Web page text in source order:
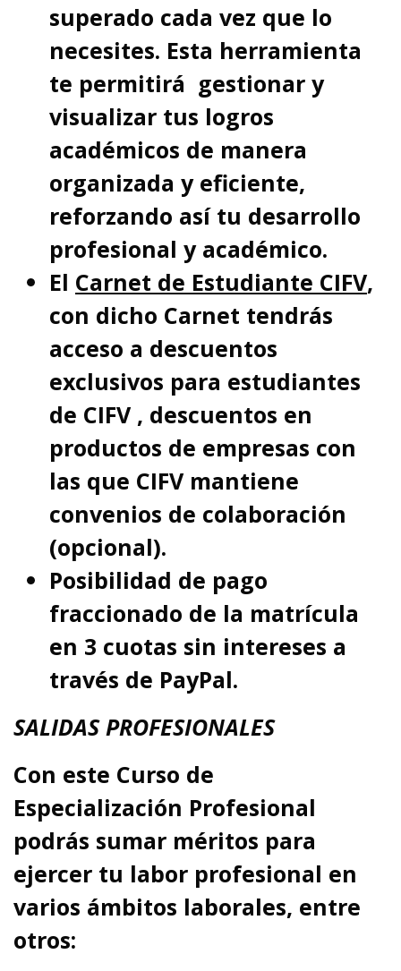
superado cada vez que lo
necesites. Esta herramienta
te permitirá gestionar y
visualizar tus logros
académicos de manera
organizada y eficiente,
reforzando así tu desarrollo
profesional y académico.
El Carnet de Estudiante CIFV,
con dicho Carnet tendrás
acceso a descuentos
exclusivos para estudiantes
de CIFV , descuentos en
productos de empresas con
las que CIFV mantiene
convenios de colaboración
(opcional).
Posibilidad de pago
fraccionado de la matrícula
en 3 cuotas sin intereses a
través de PayPal.
SALIDAS PROFESIONALES
Con este Curso de
Especialización Profesional
podrás sumar méritos para
ejercer tu labor profesional en
varios ámbitos laborales, entre
otros: